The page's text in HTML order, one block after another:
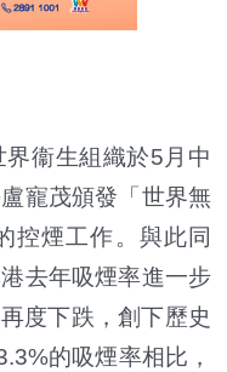
衞生組織於5月中
寵茂頒發「世界無
控煙工作。與此同
去年吸煙率進一步
度下跌，創下歷史
的吸煙率相比，